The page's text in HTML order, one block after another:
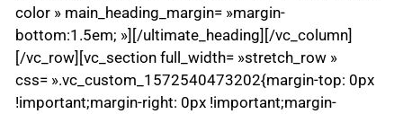
color » main_heading_margin= »margin-
bottom:1.5em; »][/ultimate_heading][/vc_column]
[/vc_row][vc_section full_width= »stretch_row »
css= ».vc_custom_1572540473202{margin-top: 0px
!important;margin-right: 0px !important;margin-